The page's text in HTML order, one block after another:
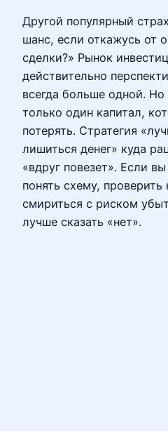
Другой популярный
шанс, если откажусь от
сделки?» Рынок
действительно
всегда больше одной. Но
только один капитал,
потерять. Стратегия
лишиться денег» куда
«вдруг повезет». Если
понять схему,
смириться с риском
лучше сказать «нет».